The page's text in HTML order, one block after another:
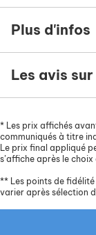
Plus d'infos
Les avis
* Les prix affichés
communiqués à titre
Le prix final appliqué
s’affiche après le
** Les points de
varier après sélection